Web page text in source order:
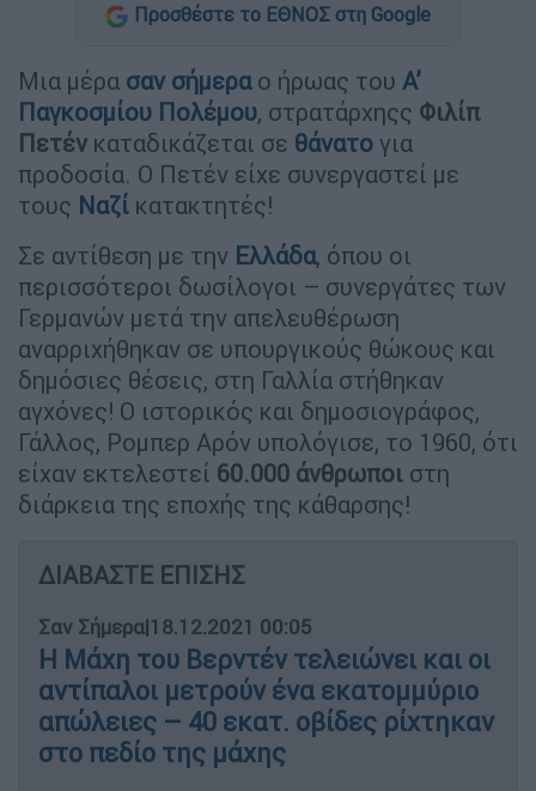
Προσθέστε το ΕΘΝΟΣ στη Google
Μια μέρα σαν σήμεραο ήρωας του Α’
Παγκοσμίου Πολέμου, στρατάρχηςς Φιλίπ
Πετέν καταδικάζεται σε θάνατο για
προδοσία. Ο Πετέν είχε συνεργαστεί με
τους Ναζί κατακτητές!
Σε αντίθεση με την Ελλάδα, όπου οι
περισσότεροι δωσίλογοι – συνεργάτες των
Γερμανών μετά την απελευθέρωση
αναρριχήθηκαν σε υπουργικούς θώκους και
δημόσιες θέσεις, στη Γαλλία στήθηκαν
αγχόνες! Ο ιστορικός και δημοσιογράφος,
Γάλλος, Ρομπερ Αρόν υπολόγισε, το 1960, ότι
είχαν εκτελεστεί 60.000 άνθρωποι στη
διάρκεια της εποχής της κάθαρσης!
ΔΙΑΒΑΣΤΕ ΕΠΙΣΗΣ
Σαν Σήμερα|18.12.2021 00:05
Η Μάχη του Βερντέν τελειώνει και οι
αντίπαλοι μετρούν ένα εκατομμύριο
απώλειες – 40 εκατ. οβίδες ρίχτηκαν
στο πεδίο της μάχης